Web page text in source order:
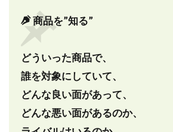
大
切
な
の
改
善
ア
ピ
商品を”知る”
どういった商品で、
誰を対象にしていて、
どんな良い面があって、
どんな悪い面があるのか、